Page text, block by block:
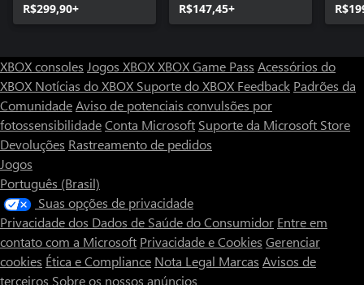
R$299,90+ R$147,45+
XBOX consoles Jogos XBOXXBOX Game Pass Acessórios do
XBOX Notícias do XBOX Suporte do XBOX Feedback Padrões da
ComunidadeAviso de potenciais convulsões por
fotossensibilidadeConta Microsoft Suporte da Microsoft Store
Devoluções Rastreamento de pedidos
Jogos
Português (Brasil)
Suas opções de privacidade
Privacidade dos Dados de Saúde do Consumidor Entre em
contato com a Microsoft Privacidade e Cookies Gerenciar
cookies Ética e Compliance Nota Legal Marcas Avisos de
terceiros Sobre os nossos anúncios